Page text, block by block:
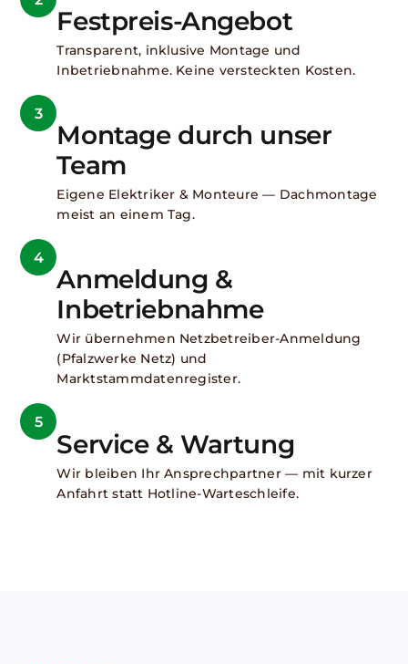
Festpreis-Angebot
Transparent, inklusive Montage und
Inbetriebnahme. Keine versteckten Kosten.
3
Montage durch unser
Team
Eigene Elektriker & Monteure — Dachmontage
meist an einem Tag.
4
Anmeldung &
Inbetriebnahme
Wir übernehmen Netzbetreiber-Anmeldung
(Pfalzwerke Netz) und
Marktstammdatenregister.
5
Service & Wartung
Wir bleiben Ihr Ansprechpartner — mit kurzer
Anfahrt statt Hotline-Warteschleife.